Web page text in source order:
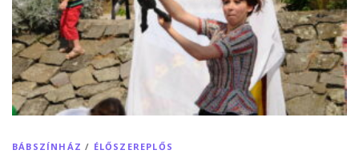
BÁBSZÍNHÁZ / ÉLŐSZEREPLŐS